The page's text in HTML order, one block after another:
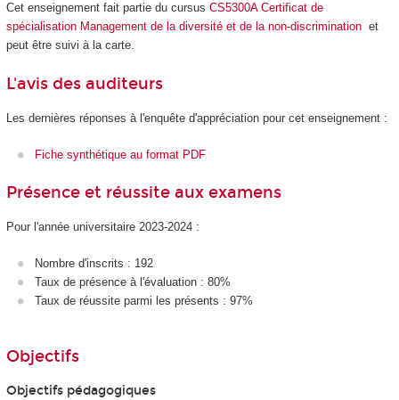
Cet enseignement fait partie du cursus CS5300A Certificat de
spécialisation Management de la diversité et de la non-discrimination et
peut être suivi à la carte.
L'avis des auditeurs
Les dernières réponses à l'enquête d'appréciation pour cet enseignement :
Fiche synthétique au format PDF
Présence et réussite aux examens
Pour l'année universitaire 2023-2024 :
Nombre d'inscrits : 192
Taux de présence à l'évaluation : 80%
Taux de réussite parmi les présents : 97%
Objectifs
Objectifs pédagogiques